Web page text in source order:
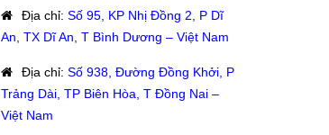
Địa chỉ: Số 95, KP Nhị Đồng 2, P Dĩ
An, TX Dĩ An, T Bình Dương – Việt Nam
Địa chỉ: Số 938, Đường Đồng Khởi, P
Trảng Dài, TP Biên Hòa, T Đồng Nai –
Việt Nam